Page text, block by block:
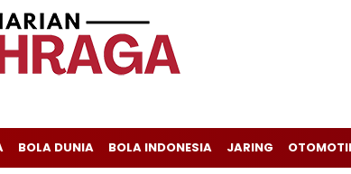
BOLA DUNIA BOLA INDONESIA JARING